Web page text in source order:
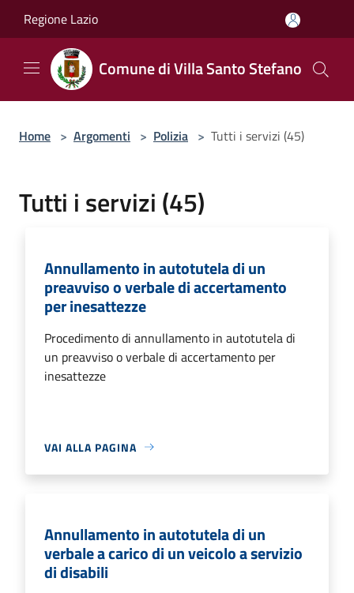
Regione Lazio
Comune di Villa Santo Stefano
Home > Argomenti > Polizia > Tutti i servizi (45)
Tutti i servizi (45)
Annullamento in autotutela di un
preavviso o verbale di accertamento
per inesattezze
Procedimento di annullamento in autotutela di
un preavviso o verbale di accertamento per
inesattezze
VAI ALLA PAGINA
Annullamento in autotutela di un
verbale a carico di un veicolo a servizio
di disabili